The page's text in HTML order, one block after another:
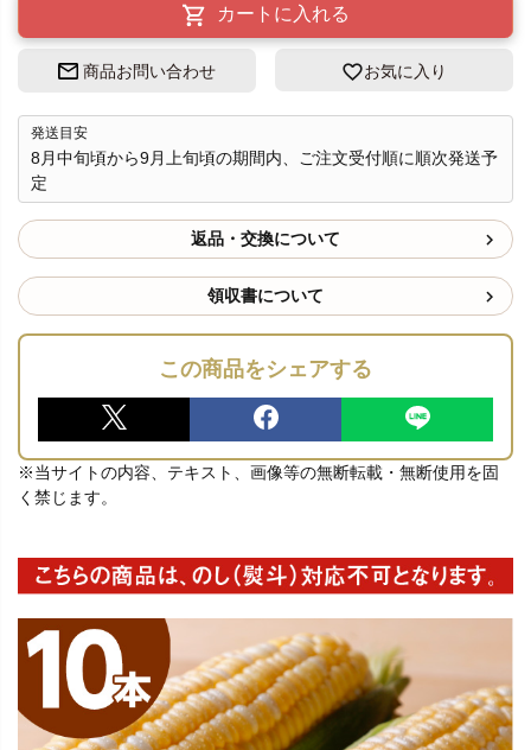
カートに入れる
商品お問い合わせ お気に入り
発送目安
8月中旬頃から9月上旬頃の期間内、ご注文受付順に順次発送予
定
返品・交換について
領収書について
この商品をシェアする
※当サイトの内容、テキスト、画像等の無断転載・無断使用を固
く禁じます。